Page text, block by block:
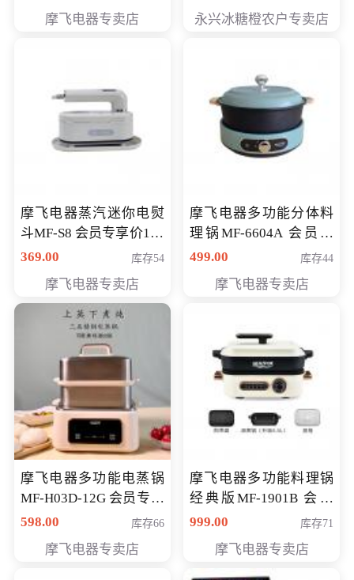
摩飞电器专卖店 永兴冰糖橙农户专卖店
摩飞电器蒸汽迷你电熨
斗MF-S8 会员专享价168
元
369.00 库存54
摩飞电器专卖店
摩飞电器多功能分体料
理锅MF-6604A 会员专
享价288元
499.00 库存44
摩飞电器专卖店
摩飞电器多功能电蒸锅
MF-H03D-12G 会员专享
价398元
598.00 库存66
摩飞电器专卖店
摩飞电器多功能料理锅
经典版MF-1901B 会员
专享价399元
999.00 库存71
摩飞电器专卖店